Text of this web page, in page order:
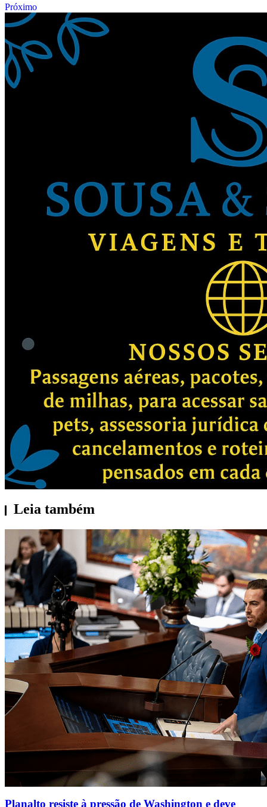
Próximo
Leia também
Planalto resiste à pressão de Washington e deve